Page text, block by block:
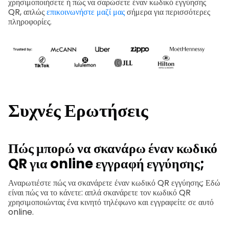
χρησιμοποιήσετε ή πώς να σαρώσετε έναν κωδικό εγγύησης
QR, απλώςεπικοινωνήστε μαζί μαςσήμερα για περισσότερες
πληροφορίες.
Συχνές Ερωτήσεις
Πώς μπορώ να σκανάρω έναν κωδικό
QR για online εγγραφή εγγύησης;
Αναρωτιέστε πώς να σκανάρετε έναν κωδικό QR εγγύησης; Εδώ
είναι πώς να το κάνετε: απλά σκανάρετε τον κωδικό QR
χρησιμοποιώντας ένα κινητό τηλέφωνο και εγγραφείτε σε αυτό
online.